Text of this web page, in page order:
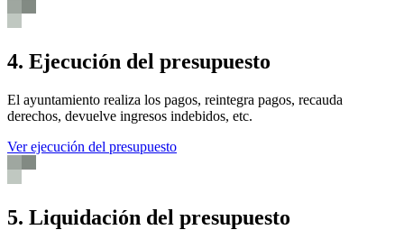
4. Ejecución del presupuesto
El ayuntamiento realiza los pagos, reintegra pagos, recauda
derechos, devuelve ingresos indebidos, etc.
Ver ejecución del presupuesto
5. Liquidación del presupuesto